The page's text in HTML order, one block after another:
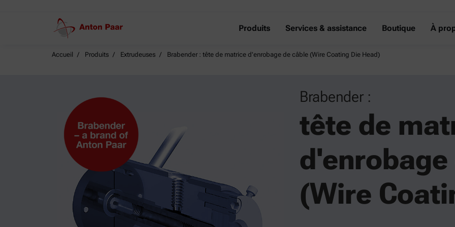
Produits Services & assistance Boutique À
Accueil Produits Extrudeuses Brabender : tête de matrice d'enrobage de câble (Wire Coating Die Head)
Brabender :
tête de
(Wire